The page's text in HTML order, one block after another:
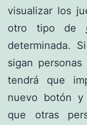
visualizar los
otro tipo de
determinada.
sigan
tendrá que
nuevo botón y
que otras